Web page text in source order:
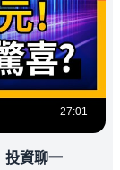
27:01
投資聊一